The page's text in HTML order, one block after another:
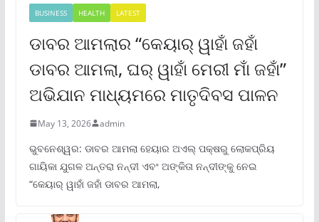
BUSINESS HEALTH LATEST
ଡାବର ଆମଲାର “କେୟାର୍ ୱାହାଁ ଜହାଁ
ଡାବର ଆମଲା, ଘର୍ ୱାହାଁ ମେରୀ ମାଁ ଜହାଁ”
ଅଭିଯାନ ମାଧ୍ୟମରେ ମାତୃଦିବସ ପାଳନ
May 13, 2026 admin
ଭୁବନେଶ୍ୱର: ଡାବର ଆମଲା ହେୟାର ଅଏଲ୍ ପକ୍ଷରୁ ଲୋକପ୍ରିୟ
ଗାୟିକା ଯୁଗଳ ଅନ୍ତରା ନନ୍ଦୀ ଏବଂ ଅଙ୍କିତା ନନ୍ଦୀଙ୍କୁ ନେଇ
“କେୟାର୍ ୱାହାଁ ଜହାଁ ଡାବର ଆମଲା,